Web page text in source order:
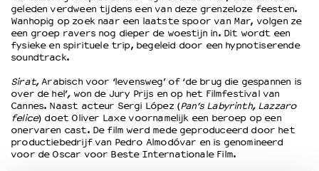
Ruimte voor artistieke vrijheid – VNPF
geleden verdween tijdens een van deze grenzeloze feesten.
Wanhopig op zoek naar een laatste spoor van Mar, volgen ze
een groep ravers nog dieper de woestijn in. Dit wordt een
fysieke en spirituele trip, begeleid door een hypnotiserende
soundtrack.
Sirat,Arabisch voor ‘levensweg’ of ‘de brug die gespannen is
over de hel’,won de Jury Prijs en op het Filmfestival van
Cannes. Naast acteur Sergi López (Pan’s Labyrinth, Lazzaro
felice) doet Oliver Laxe voornamelijk een beroep op een
onervaren cast. De film werd mede geproduceerd door het
productiebedrijf van Pedro Almodóvar en is genomineerd
voor de Oscar voor Beste Internationale Film.